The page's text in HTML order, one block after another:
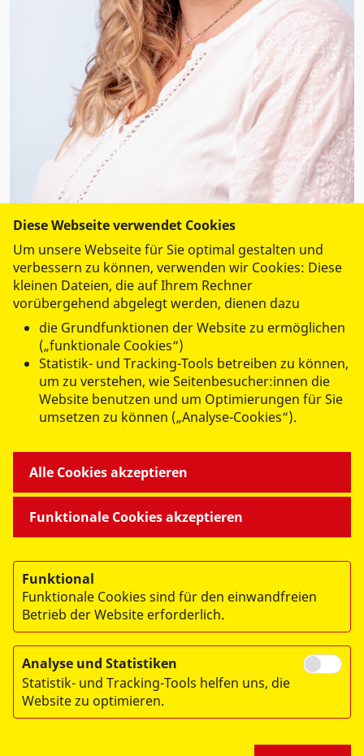
Luisa Wirsching
Personalleiterin
Tel.:0365 430 47 35
Fax: 0365 430 47 34
bewerbungen@asb-gera.de
ASB Regionalverband Ostthüringen
e.V.
Wiesestraße 189 A
07551 Gera
© 2026 ASB Regionalverband Ostthüringen e.V.
Impressum
Datenschutz
Hinweisgeberschutz
Diese Webseite verwendet Cookies
Um unsere Webseite für Sie optimal gestalten und
verbessern zu können, verwenden wir Cookies: Diese
kleinen Dateien, die auf Ihrem Rechner
vorübergehend abgelegt werden, dienen dazu
die Grundfunktionen der Website zu ermöglichen
(„funktionale Cookies“)
Statistik- und Tracking-Tools betreiben zu können,
um zu verstehen, wie Seitenbesucher:innen die
Website benutzen und um Optimierungen für Sie
umsetzen zu können („Analyse-Cookies“).
Funktionale Cookies akzeptieren
Alle Cookies akzeptieren
Funktional
Funktionale Cookies sind für den einwandfreien
Betrieb der Website erforderlich.
Analyse und Statistiken
Statistik- und Tracking-Tools helfen uns, die
Website zu optimieren.